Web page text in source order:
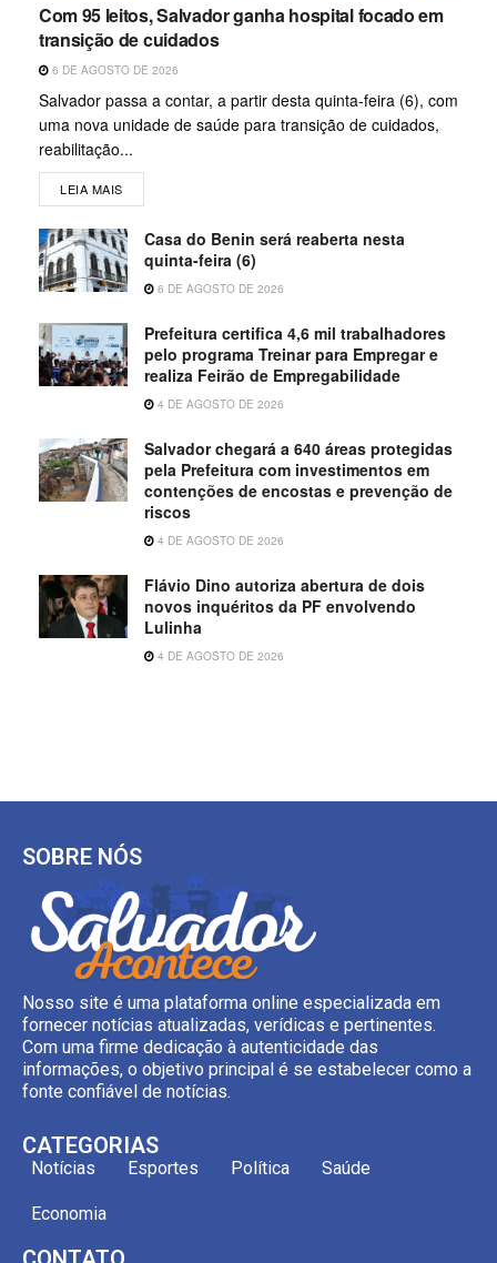
Com 95 leitos, Salvador ganha hospital focado em
transição de cuidados
6 DE AGOSTO DE 2026
Salvador passa a contar, a partir desta quinta-feira (6), com
uma nova unidade de saúde para transição de cuidados,
reabilitação...
LEIA MAIS
Casa do Benin será reaberta nesta
quinta-feira (6)
6 DE AGOSTO DE 2026
Prefeitura certifica 4,6 mil trabalhadores
pelo programa Treinar para Empregar e
realiza Feirão de Empregabilidade
4 DE AGOSTO DE 2026
Salvador chegará a 640 áreas protegidas
pela Prefeitura com investimentos em
contenções de encostas e prevenção de
riscos
4 DE AGOSTO DE 2026
Flávio Dino autoriza abertura de dois
novos inquéritos da PF envolvendo
Lulinha
4 DE AGOSTO DE 2026
SOBRE NÓS
Nosso site é uma plataforma online especializada em
fornecer notícias atualizadas, verídicas e pertinentes.
Com uma firme dedicação à autenticidade das
informações, o objetivo principal é se estabelecer como a
fonte confiável de notícias.
CATEGORIAS
Notícias Esportes Política Saúde
Economia